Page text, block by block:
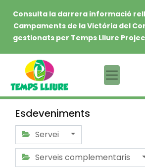
Consulta la darrera informació
Campaments de la Victòria del
gestionats per Temps Lliure
Esdeveniments
Servei
Serveis complementaris